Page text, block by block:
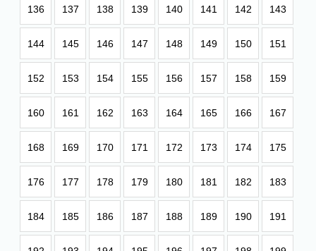
136 137 138 139 140 141 142 143
144 145 146 147 148 149 150 151
152 153 154 155 156 157 158 159
160 161 162 163 164 165 166 167
168 169 170 171 172 173 174 175
176 177 178 179 180 181 182 183
184 185 186 187 188 189 190 191